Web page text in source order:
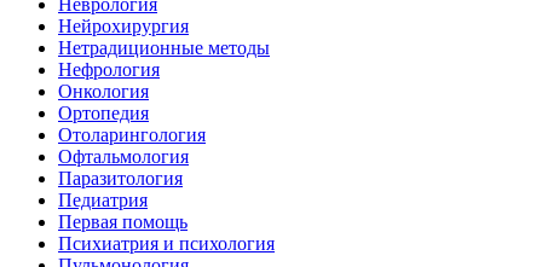
Нейрохирургия
Нетрадиционные методы
Нефрология
Онкология
Ортопедия
Отоларингология
Офтальмология
Паразитология
Педиатрия
Первая помощь
Психиатрия и психология